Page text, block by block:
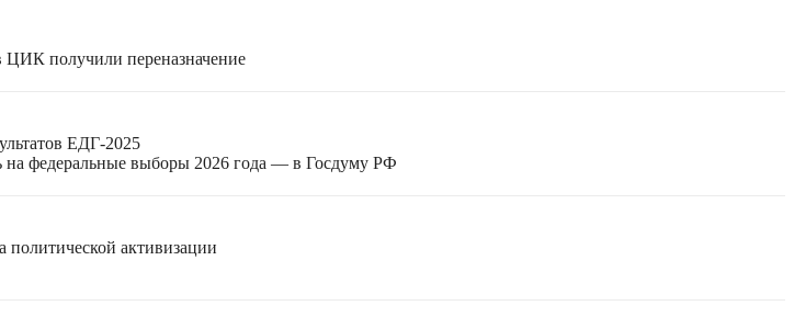
ЦИК получили переназначение
ЕДГ-2025
федеральные выборы 2026 года — в Госдуму РФ
политической активизации